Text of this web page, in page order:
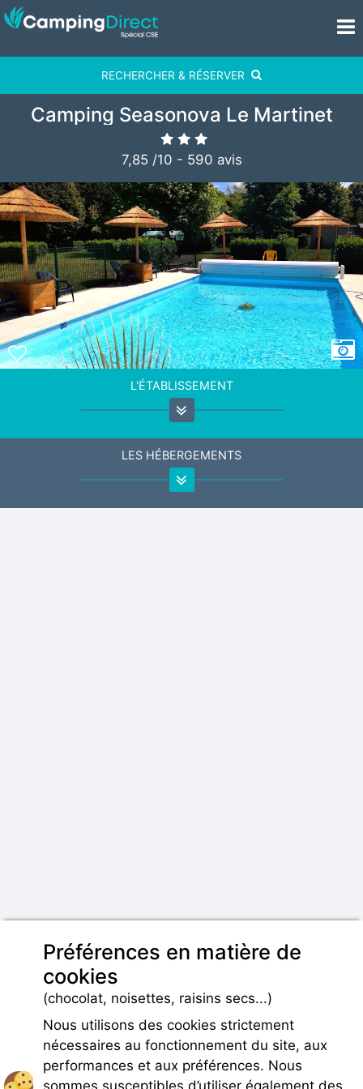
RECHERCHER & RÉSERVER
Camping Seasonova Le Martinet
7,85 /10 - 590 avis
L'ÉTABLISSEMENT
LES HÉBERGEMENTS
Préférences en matière de
cookies
(chocolat, noisettes, raisins secs...)
Nous utilisons des cookies strictement
nécessaires au fonctionnement du site, aux
performances et aux préférences. Nous
sommes susceptibles d’utiliser également des